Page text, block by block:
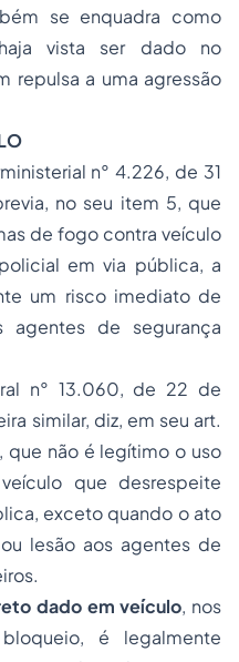
se enquadra como
vista ser dado no
repulsa a uma agressão
n° 4.226, de 31
no seu item 5, que
de fogo contra veículo
em via pública, a
um risco imediato de
agentes de segurança
n° 13.060, de 22 de
similar, diz, em seu art.
que não é legítimo o uso
que desrespeite
exceto quando o ato
lesão aos agentes de
dado em veículo, nos
é legalmente